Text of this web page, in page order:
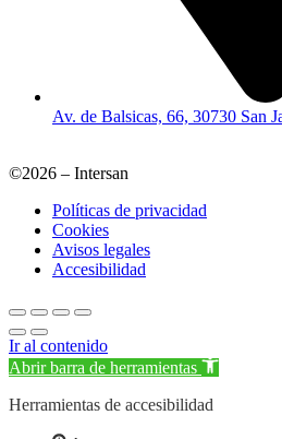
Av. de Balsicas, 66, 30730 San
©2026 – Intersan
Políticas de privacidad
Cookies
Avisos legales
Accesibilidad
Ir al contenido
Abrir barra de herramientas
Herramientas de accesibilidad